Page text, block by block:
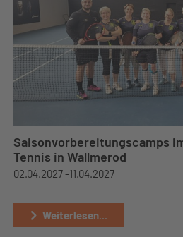
Saisonvorbereitungscamps
Tennis in Wallmerod
02.04.2027 -11.04.2027
Weiterlesen...